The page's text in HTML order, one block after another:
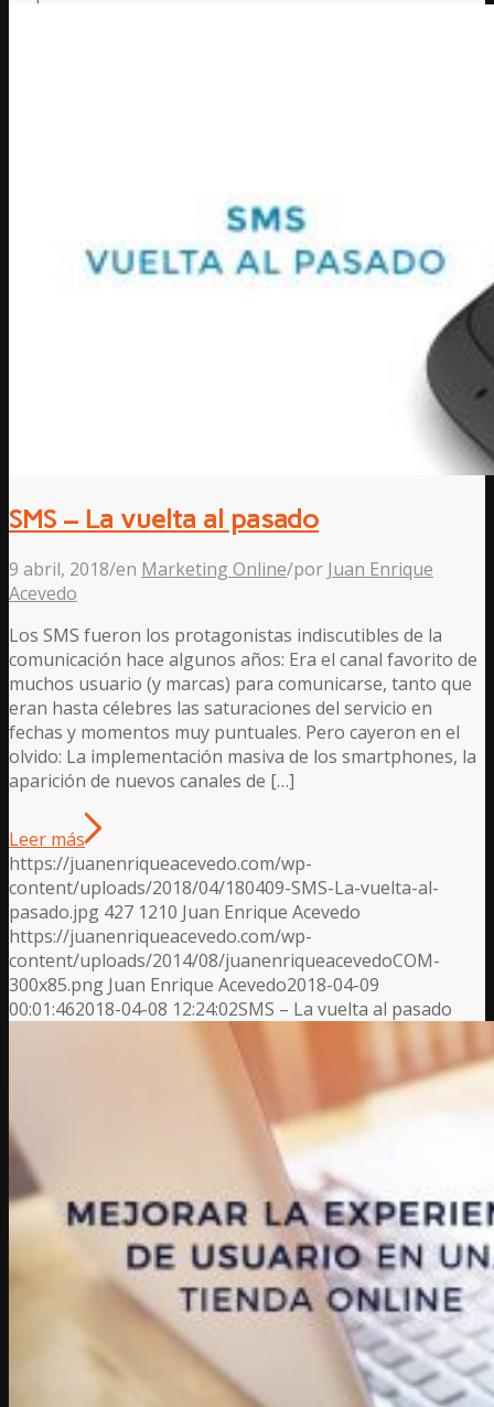
SMS – La vuelta al pasado
9 abril, 2018/en Marketing Online/por Juan Enrique
Acevedo
Los SMS fueron los protagonistas indiscutibles de la
comunicación hace algunos años: Era el canal favorito de
muchos usuario (y marcas) para comunicarse, tanto que
eran hasta célebres las saturaciones del servicio en
fechas y momentos muy puntuales. Pero cayeron en el
olvido: La implementación masiva de los smartphones, la
aparición de nuevos canales de […]
Leer más
https://juanenriqueacevedo.com/wp-
content/uploads/2018/04/180409-SMS-La-vuelta-al-
pasado.jpg 427 1210 Juan Enrique Acevedo
https://juanenriqueacevedo.com/wp-
content/uploads/2014/08/juanenriqueacevedoCOM-
300x85.png Juan Enrique Acevedo2018-04-09
00:01:462018-04-08 12:24:02SMS – La vuelta al pasado